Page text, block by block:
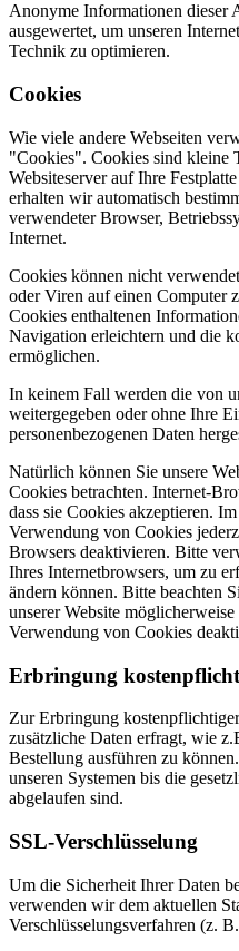
Anonyme Informationen dieser
ausgewertet, um unseren
Technik zu optimieren.
Cookies
Wie viele andere Webseiten
"Cookies". Cookies sind kleine
Websiteserver auf Ihre
erhalten wir automatisch
verwendeter Browser,
Internet.
Cookies können nicht
oder Viren auf einen Computer
Cookies enthaltenen
Navigation erleichtern und die
ermöglichen.
In keinem Fall werden die von
weitergegeben oder ohne Ihre
personenbezogenen Daten
Natürlich können Sie unsere
Cookies betrachten. Internet-
dass sie Cookies akzeptieren.
Verwendung von Cookies
Browsers deaktivieren. Bitte
Ihres Internetbrowsers, um zu
ändern können. Bitte beachten
unserer Website
Verwendung von Cookies
Erbringung
Zur Erbringung
zusätzliche Daten erfragt, wie
Bestellung ausführen zu
unseren Systemen bis die
abgelaufen sind.
SSL-Verschlüsselung
Um die Sicherheit Ihrer Daten
verwenden wir dem aktuellen
Verschlüsselungsverfahren (z.